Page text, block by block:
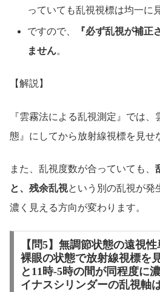
っていても乱視視標は均一に
ですので、
『必ず乱視が補正
ません。
【解説】
『雲霧法による乱視測定』では
態』にしてから放射線視標を見せ
また、乱視度数が合っていても、
と、残余乱視という別の乱視が発
濃く見える方向が変わります。
【問5】無調節状態の遠視性
裸眼の状態で放射線視標を
と11時-5時の間が同程度に
イナスシリンダーの乱視軸